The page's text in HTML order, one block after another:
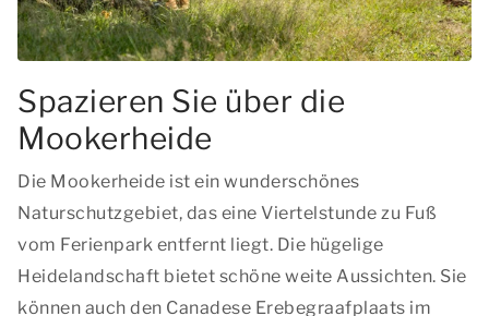
Spazieren Sie über die
Mookerheide
Die Mookerheide ist ein wunderschönes
Naturschutzgebiet, das eine Viertelstunde zu Fuß
vom Ferienpark entfernt liegt. Die hügelige
Heidelandschaft bietet schöne weite Aussichten. Sie
können auch den Canadese Erebegraafplaats im